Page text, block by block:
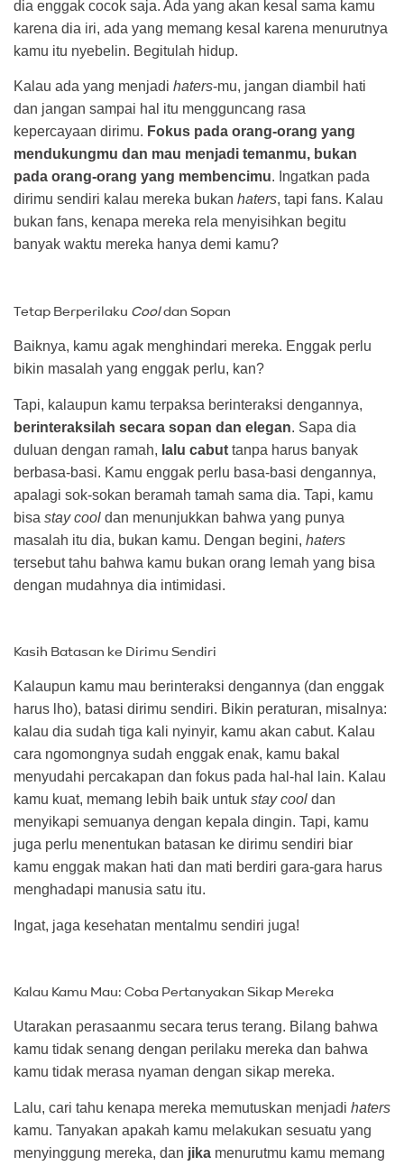
dia enggak cocok saja. Ada yang akan kesal sama kamu
karena dia iri, ada yang memang kesal karena menurutnya
kamu itu nyebelin. Begitulah hidup.
Kalau ada yang menjadi haters-mu, jangan diambil hati
dan jangan sampai hal itu mengguncang rasa
kepercayaan dirimu. Fokus pada orang-orang yang
mendukungmu dan mau menjadi temanmu, bukan
pada orang-orang yang membencimu. Ingatkan pada
dirimu sendiri kalau mereka bukan haters, tapi fans. Kalau
bukan fans, kenapa mereka rela menyisihkan begitu
banyak waktu mereka hanya demi kamu?
Tetap Berperilaku Cooldan Sopan
Baiknya, kamu agak menghindari mereka. Enggak perlu
bikin masalah yang enggak perlu, kan?
Tapi, kalaupun kamu terpaksa berinteraksi dengannya,
berinteraksilah secara sopan dan elegan. Sapa dia
duluan dengan ramah, lalu cabut tanpa harus banyak
berbasa-basi. Kamu enggak perlu basa-basi dengannya,
apalagi sok-sokan beramah tamah sama dia. Tapi, kamu
bisa stay cool dan menunjukkan bahwa yang punya
masalah itu dia, bukan kamu. Dengan begini, haters
tersebut tahu bahwa kamu bukan orang lemah yang bisa
dengan mudahnya dia intimidasi.
Kasih Batasan ke Dirimu Sendiri
Kalaupun kamu mau berinteraksi dengannya (dan enggak
harus lho), batasi dirimu sendiri. Bikin peraturan, misalnya:
kalau dia sudah tiga kali nyinyir, kamu akan cabut. Kalau
cara ngomongnya sudah enggak enak, kamu bakal
menyudahi percakapan dan fokus pada hal-hal lain. Kalau
kamu kuat, memang lebih baik untuk stay cool dan
menyikapi semuanya dengan kepala dingin. Tapi, kamu
juga perlu menentukan batasan ke dirimu sendiri biar
kamu enggak makan hati dan mati berdiri gara-gara harus
menghadapi manusia satu itu.
Ingat, jaga kesehatan mentalmu sendiri juga!
Kalau Kamu Mau: Coba Pertanyakan Sikap Mereka
Utarakan perasaanmu secara terus terang. Bilang bahwa
kamu tidak senang dengan perilaku mereka dan bahwa
kamu tidak merasa nyaman dengan sikap mereka.
Lalu, cari tahu kenapa mereka memutuskan menjadi haters
kamu. Tanyakan apakah kamu melakukan sesuatu yang
menyinggung mereka, dan jika menurutmu kamu memang